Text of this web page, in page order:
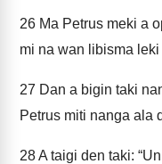
26 Ma Petrus meki a
mi na wan libisma leki
27 Dan a bigin taki
Petrus miti nanga ala
28A taigi den taki: